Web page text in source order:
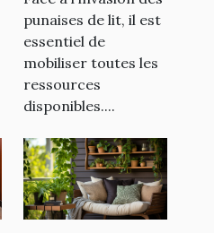
contre les
punaises de
lit
punaises de lit, il est
essentiel de
mobiliser toutes les
ressources
disponibles....